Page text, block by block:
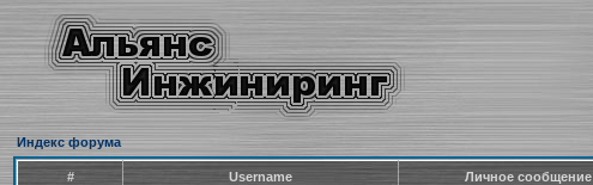
Индекс форума
# Username Личное сообщение